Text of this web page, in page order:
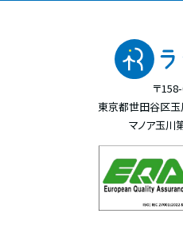
〒
東京都世田谷区
マノア玉川